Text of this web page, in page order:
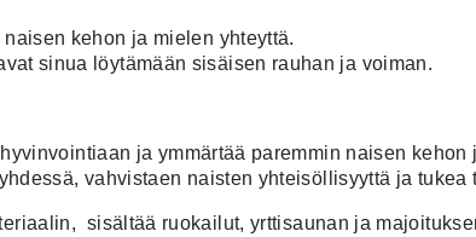
kehon ja mielen yhteyttä.
sinua löytämään sisäisen rauhan ja voiman.
ja ymmärtää paremmin naisen kehon
vahvistaen naisten yhteisöllisyyttä ja tukea
sisältää ruokailut, yrttisaunan ja